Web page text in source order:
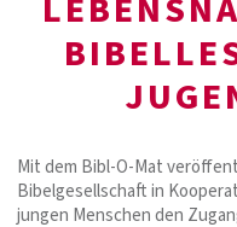
Mit dem Bibl-O-Mat
Bibelgesellschaft in
jungen Menschen den